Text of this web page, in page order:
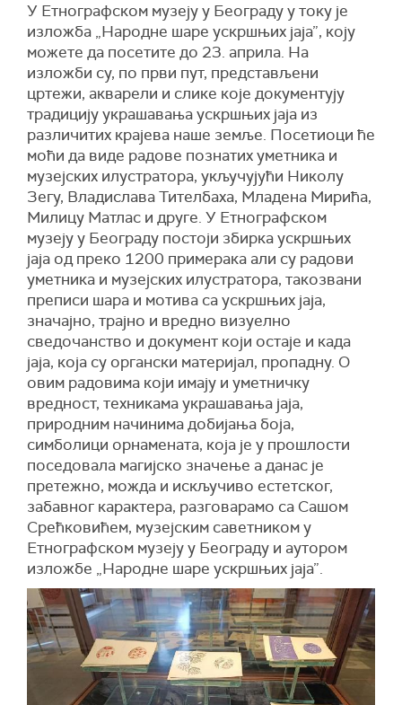
У Етнографском музеју у Београду у току је
изложба „Народне шаре ускршњих јаја”, коју
можете да посетите до 23. априла. На
изложби су, по први пут, представљени
цртежи, акварели и слике које документују
традицију украшавања ускршњих јаја из
различитих крајева наше земље. Посетиоци ће
моћи да виде радове познатих уметника и
музејских илустратора, укључујући Николу
Зегу, Владислава Тителбаха, Младена Мирића,
Милицу Матлас и друге. У Етнографском
музеју у Београду постоји збирка ускршњих
јаја од преко 1200 примерака али су радови
уметника и музејских илустратора, такозвани
преписи шара и мотива са ускршњих јаја,
значајно, трајно и вредно визуелно
сведочанство и документ који остаје и када
јаја, која су органски материјал, пропадну. О
овим радовима који имају и уметничку
вредност, техникама украшавања јаја,
природним начинима добијања боја,
симболици орнамената, која је у прошлости
поседовала магијско значење а данас је
претежно, можда и искључиво естетског,
забавног карактера, разговарамо са Сашом
Срећковићем, музејским саветником у
Етнографском музеју у Београду и аутором
изложбе „Народне шаре ускршњих јаја”.